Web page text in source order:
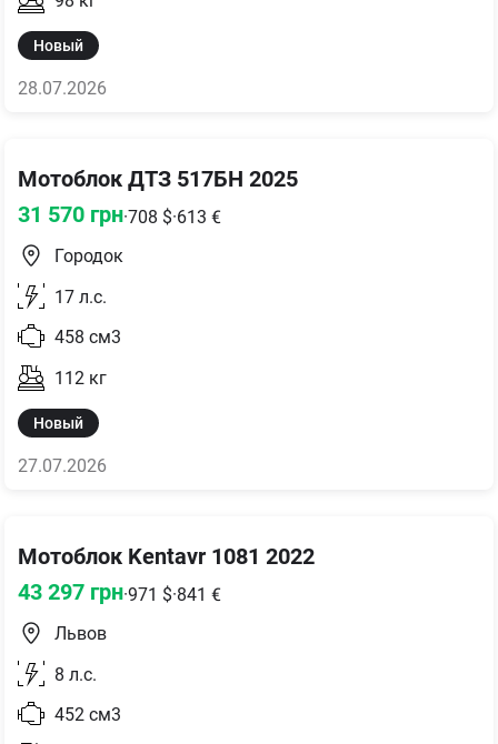
Новый
28.07.2026
Мотоблок ДТЗ 517БН 2025
31 570 грн·708 $·613 €
Городок
17 л.с.
458 см3
112 кг
Новый
27.07.2026
Мотоблок Kentavr 1081 2022
43 297 грн·971 $·841 €
Львов
8 л.с.
452 см3